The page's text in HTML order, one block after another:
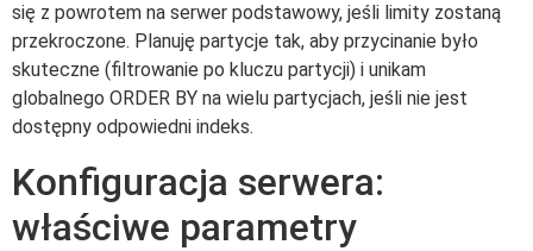
się z powrotem na serwer podstawowy, jeśli limity zostaną
przekroczone. Planuję partycje tak, aby przycinanie było
skuteczne (filtrowanie po kluczu partycji) i unikam
globalnego ORDER BY na wielu partycjach, jeśli nie jest
dostępny odpowiedni indeks.
Konfiguracja serwera:
właściwe parametry